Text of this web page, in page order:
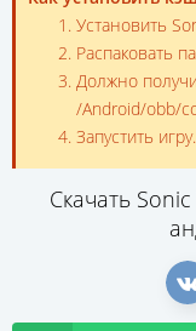
Установить
Распаковать
Должно
/Android/obb/
Запустить игру.
Скачать